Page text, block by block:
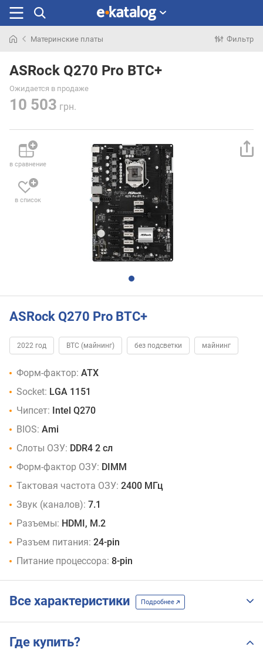
раньше
Материнские платы Фильтр
ASRock Q270 Pro BTC+
Ожидается в продаже
10 503 грн.
в сравнение
в список
ASRock Q270 Pro BTC+
2022 год BTC (майнинг) без подсветки майнинг
Форм-фактор: ATX
Socket: LGA 1151
Чипсет: Intel Q270
BIOS: Ami
Слоты ОЗУ: DDR4 2 сл
Форм-фактор ОЗУ: DIMM
Тактовая частота ОЗУ: 2400 МГц
Звук (каналов): 7.1
Разъемы: HDMI, M.2
Разъем питания: 24-pin
Питание процессора: 8-pin
Все характеристики Подробнее
Где купить?